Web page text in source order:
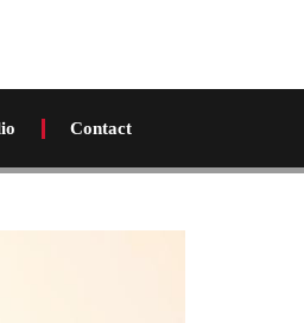
Contact